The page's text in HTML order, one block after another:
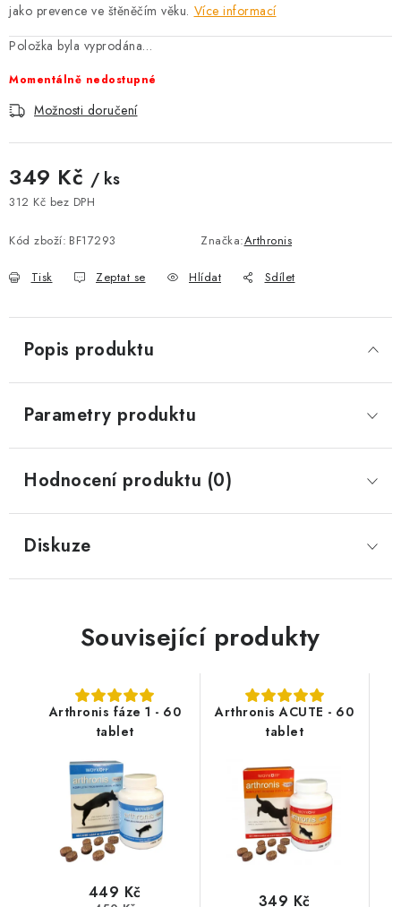
DOPRAVA PO OSTRAVĚ, HLUČÍNĚ A OKOLÍ
jako prevence ve štěněčím věku. Více informací
Položka byla vyprodána…
Momentálně nedostupné
Možnosti doručení
349 Kč / ks
312 Kč bez DPH
Kód zboží: BF17293 Značka:Arthronis
Tisk Zeptat se Hlídat Sdílet
Popis produktu
Parametry produktu
Hodnocení produktu (0)
Diskuze
Související produkty
Arthronis fáze 1 - 60
tablet
449 Kč
Arthronis ACUTE - 60
tablet
349 Kč